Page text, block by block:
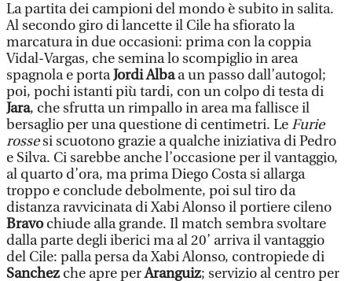
La partita dei campioni del mondo è subito in salita.
Al secondo giro di lancette il Cile ha sfiorato la
marcatura in due occasioni: prima con la coppia
Vidal-Vargas, che semina lo scompiglio in area
spagnola e portaJordi Albaa un passo dall’autogol;
poi, pochi istanti più tardi, con un colpo di testa di
Jara, che sfrutta un rimpallo in area ma fallisce il
bersaglio per una questione di centimetri. LeFurie
rossesi scuotono grazie a qualche iniziativa di Pedro
e Silva. Ci sarebbe anche l’occasione per il vantaggio,
al quarto d’ora, ma prima Diego Costa si allarga
troppo e conclude debolmente, poi sul tiro da
distanza ravvicinata di Xabi Alonso il portiere cileno
Bravochiude alla grande. Il match sembra svoltare
dalla parte degli iberici ma al 20’ arriva il vantaggio
del Cile: palla persa da Xabi Alonso, contropiede di
Sanchez che apre perAranguiz; servizio al centro per